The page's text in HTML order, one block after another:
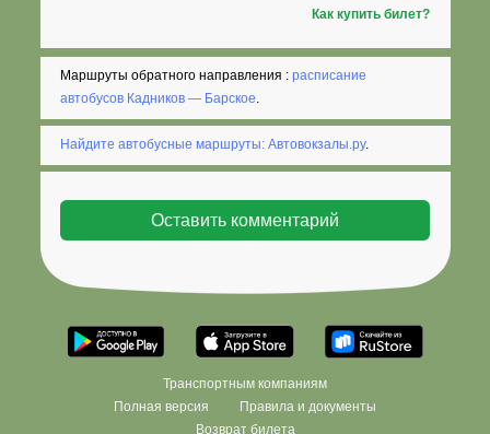
Как купить билет?
Маршруты обратного направления :расписание
автобусов Кадников — Барское.
Найдите автобусные маршруты: Автовокзалы.ру.
Транспортным компаниям
Полная версия
Правила и документы
Возврат билета